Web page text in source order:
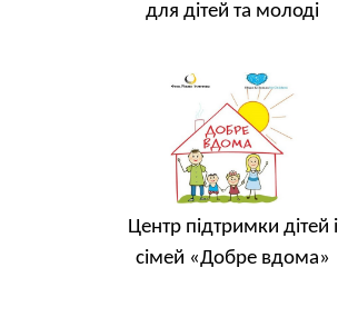
для дітей та молоді
Центр підтримки дітей і
сімей «Добре вдома»